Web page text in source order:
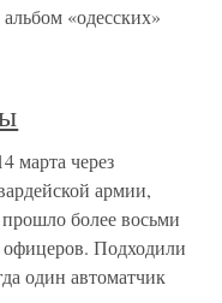
«одесских»
марта через
армии,
более восьми
Подходили
один автоматчик